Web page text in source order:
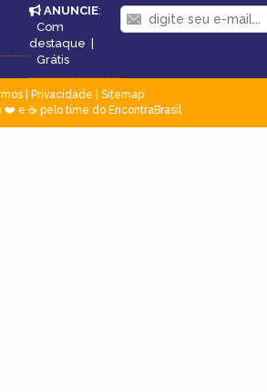
ANUNCIE:
Com
destaque |
Grátis
| Privacidade
Sitemap
❤️ e ☕ pelo time do EncontraBrasil